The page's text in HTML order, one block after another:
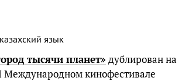
тысячи планет» дублирован на
Международном кинофестивале